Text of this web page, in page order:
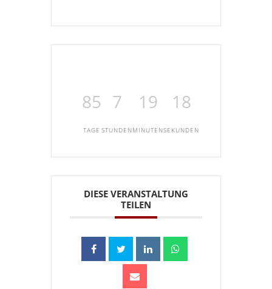
85
TAGE
7
STUNDEN
19
MINUTEN
18
SEKUNDEN
DIESE VERANSTALTUNG
TEILEN